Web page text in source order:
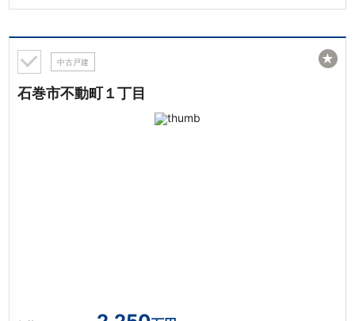
中古戸建
石巻市不動町１丁目
★